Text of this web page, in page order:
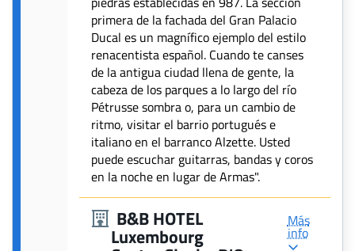
primera de la fachada del Gran Palacio
Ducal es un magnífico ejemplo del estilo
renacentista español. Cuando te canses
de la antigua ciudad llena de gente, la
cabeza de los parques a lo largo del río
Pétrusse sombra o, para un cambio de
ritmo, visitar el barrio portugués e
italiano en el barranco Alzette. Usted
puede escuchar guitarras, bandas y coros
en la noche en lugar de Armas".
B&B HOTEL
Luxembourg
Más
info